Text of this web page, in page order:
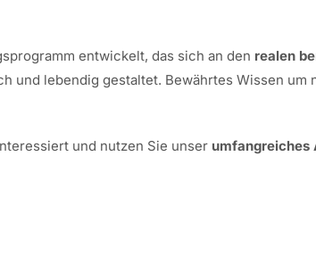
entwickelt, das sich an den realen
und lebendig gestaltet. Bewährtes Wissen um
und nutzen Sie unser umfangreiches